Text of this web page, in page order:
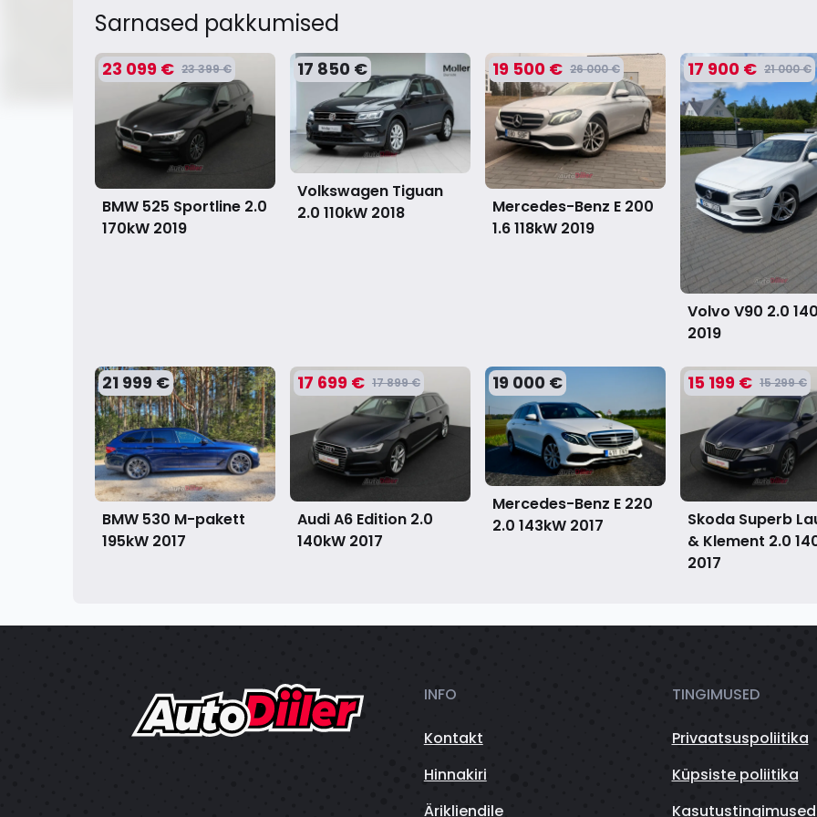
Sarnased pakkumised
23 099 € 23 399 €
BMW 525 Sportline 2.0
170kW 2019
17 850 €
Volkswagen Tiguan
2.0 110kW 2018
19 500 € 26 000 €
Mercedes-Benz E 200
1.6 118kW 2019
17 900 € 21 000 €
Volvo V90 2.0
2019
21 999 €
BMW 530 M-pakett
195kW 2017
17 699 € 17 899 €
Audi A6 Edition 2.0
140kW 2017
19 000 €
Mercedes-Benz E 220
2.0 143kW 2017
15 199 € 15 299 €
Skoda Superb
& Klement 2.0
2017
INFO
Kontakt
Hinnakiri
Ärikliendile
TINGIMUSED
Privaatsuspoliitika
Küpsiste poliitika
Kasutustingimused